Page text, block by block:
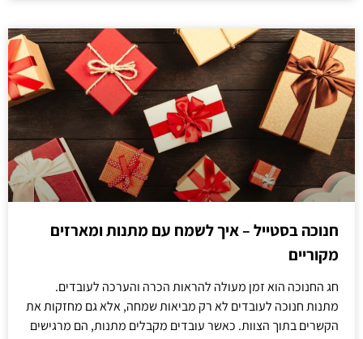
חנוכה בסטייל – איך לשמח עם מתנות ומארזים
מקוריים
חג החנוכה הוא זמן מעולה להראות הכרה והערכה לעובדים.
מתנות חנוכה לעובדים לא רק מביאות שמחה, אלא גם מחזקות את
הקשרים בתוך הצוות. כאשר עובדים מקבלים מתנות, הם מרגישים